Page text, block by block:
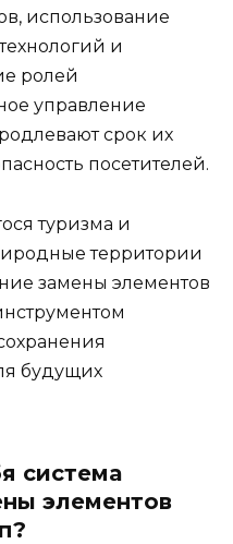
использование
и
ролей
управление
срок их
посетителей.
туризма и
территории
замены элементов
будущих
система
элементов